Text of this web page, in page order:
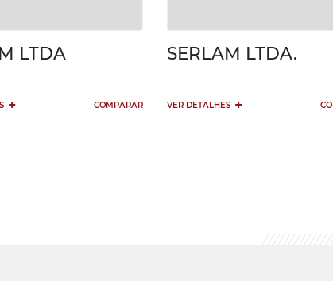
LTDA
+ COMPARAR
SERLAM LTDA.
VER DETALHES +